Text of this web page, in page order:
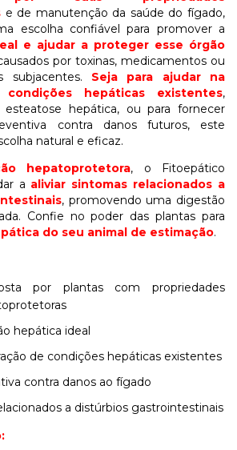
e de manutenção da saúde do fígado,
escolha confiável para promover a
e ajudar a proteger esse órgão
por toxinas, medicamentos ou
subjacentes. Seja para ajudar na
hepáticas existentes,
hepática, ou para fornecer
contra danos futuros, este
natural e eficaz.
hepatoprotetora, o Fitoepático
a aliviar sintomas relacionados a
, promovendo uma digestão
Confie no poder das plantas para
do seu animal de estimação.
por plantas com propriedades
hepática ideal
de condições hepáticas existentes
contra danos ao fígado
a distúrbios gastrointestinais